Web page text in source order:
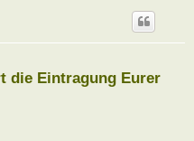
die Eintragung Eurer